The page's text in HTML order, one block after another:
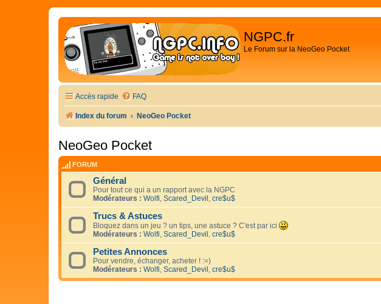
NGPC.fr
Le Forum sur la NeoGeo Pocket
Accès rapide FAQ
Index du forum NeoGeo Pocket
NeoGeo Pocket
FORUM
Général
Pour tout ce qui a un rapport avec la NGPC
Modérateurs : Wolfi, Scared_Devil , cre$u$
Trucs & Astuces
Bloquez dans un jeu ? un tips, une astuce ? C'est par ici
Modérateurs : Wolfi, Scared_Devil , cre$u$
Petites Annonces
Pour vendre, échanger, acheter ! :=)
Modérateurs : Wolfi, Scared_Devil , cre$u$